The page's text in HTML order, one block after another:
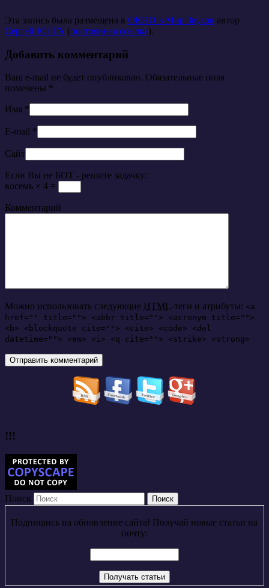
Эта запись была размещена в ОКНО в Мир Звуков автор
Сергей ЮНГА (постоянная ссылка).
Добавить комментарий
Ваш e-mail не будет опубликован. Обязательные поля
помечены *
Имя *
E-mail *
Сайт
Если Вы не БОТ - решите задачку:
восемь × 4 =
Комментарий
Можно использовать следующие HTML-теги и атрибуты: <a
href="" title=""> <abbr title=""> <acronym title="">
<b> <blockquote cite=""> <cite> <code> <del
datetime=""> <em> <i> <q cite=""> <strike> <strong>
!!!
Поиск
Подпишись на обновление сайта! Получай новые статьи на
почту: